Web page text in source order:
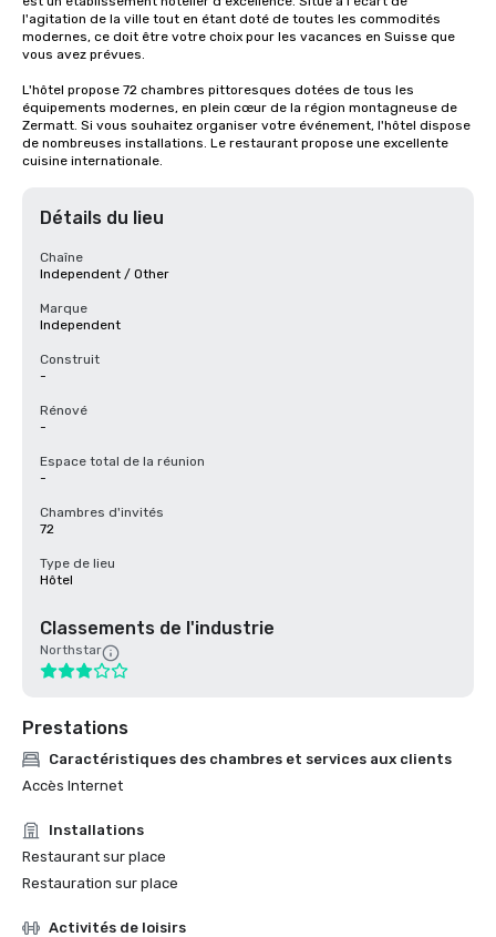
l'agitation de la ville tout en étant doté de toutes les commodités
modernes, ce doit être votre choix pour les vacances en Suisse que
vous avez prévues.
L'hôtel propose 72 chambres pittoresques dotées de tous les
équipements modernes, en plein cœur de la région montagneuse de
Zermatt. Si vous souhaitez organiser votre événement, l'hôtel dispose
de nombreuses installations. Le restaurant propose une excellente
cuisine internationale.
Détails du lieu
Chaîne
Independent / Other
Marque
Independent
Construit
-
Rénové
-
Espace total de la réunion
-
Chambres d'invités
72
Type de lieu
Hôtel
Classements de l'industrie
Northstar
Prestations
Caractéristiques des chambres et services aux clients
Accès Internet
Installations
Restaurant sur place
Restauration sur place
Activités de loisirs